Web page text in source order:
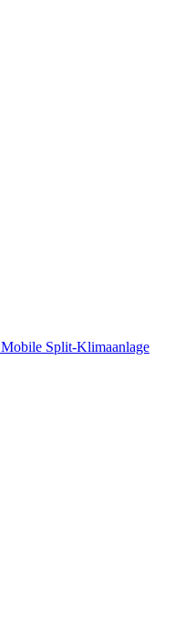
Mobile Split-Klimaanlage